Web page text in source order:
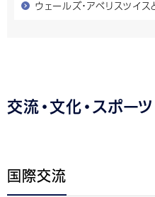
ウェールズ・アベリスツイ
交流・文化・スポーツ
国際交流